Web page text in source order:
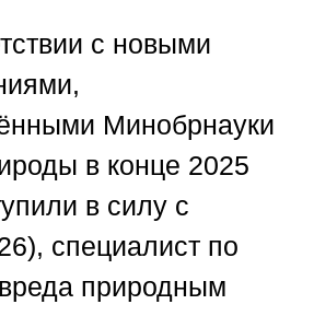
с новыми
Минобрнауки
в конце 2025
в силу с
специалист по
природным